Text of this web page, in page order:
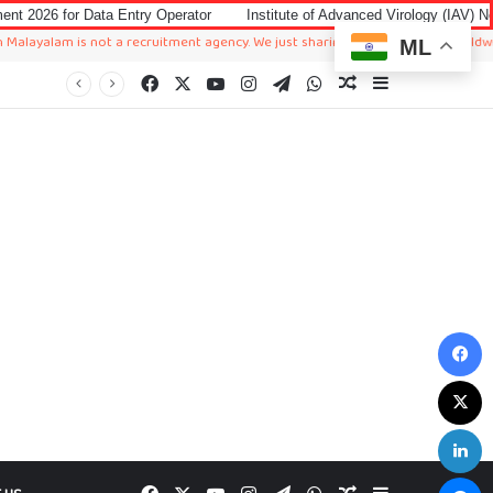
Operator Institute of Advanced Virology (IAV) Notification 2026 for
not a recruitment agency. We just sharing available job in worldwide from
Facebook YouTubeInstagramTelegramWhatsAppRandom Article
ML